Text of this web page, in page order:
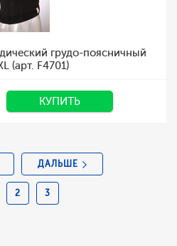
грудо-поясничный
(арт. F4701)
КУПИТЬ
2 3
ДАЛЬШЕ